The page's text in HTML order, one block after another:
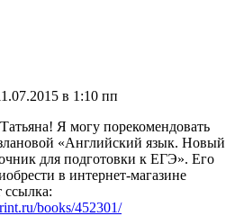
в 1:10 пп
Я могу порекомендовать
«Английский язык. Новый
для подготовки к ЕГЭ». Его
в интернет-магазине
books/452301/